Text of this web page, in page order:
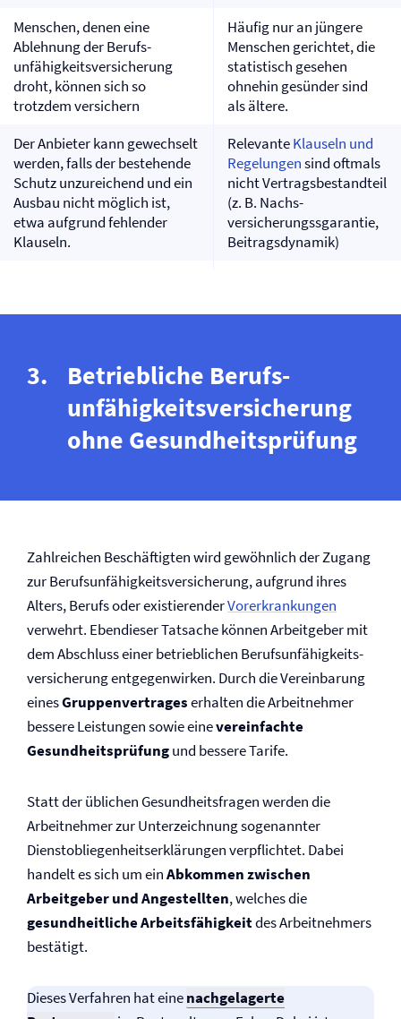
Menschen, denen eine
Ablehnung der Berufs­
unfähigkeits­versicherung
droht, können sich so
trotzdem versichern
Häufig nur an jüngere
Menschen gerichtet, die
statistisch gesehen
ohnehin gesünder sind
als ältere.
Der Anbieter kann gewechselt
werden, falls der bestehende
Schutz unzureichend und ein
Ausbau nicht möglich ist,
etwa aufgrund fehlender
Klauseln.
RelevanteKlauseln und
Regelungensind oftmals
nicht Vertrags­bestandteil
(z. B. Nachs­­
versicherungssgarantie,
Beitrags­dynamik)
Betriebliche Berufs­
unfähigkeits­versicherung
ohne Gesundheitsprüfung
Zahlreichen Beschäftigten wird gewöhnlich der Zugang
zur Berufs­unfähigkeits­versicherung, aufgrund ihres
Alters, Berufs oder existierenderVor­erkrankungen
verwehrt. Ebendieser Tatsache können Arbeitgeber mit
dem Abschluss einer betrieblichen Berufs­unfähigkeits­
versicherung entgegenwirken. Durch die Vereinbarung
einesGruppenvertrageserhalten die Arbeitnehmer
bessere Leistungen sowie einevereinfachte
Gesundheitsprüfungund bessere Tarife.
Statt der üblichen Gesundheitsfragen werden die
Arbeitnehmer zur Unterzeichnung sogenannter
Dienstobliegenheitserklärungen verpflichtet. Dabei
handelt es sich um einAbkommen zwischen
Arbeitgeber und Angestellten, welches die
gesundheitliche Arbeitsfähigkeitdes Arbeitnehmers
bestätigt.
Dieses Verfahren hat einenachgelagerte